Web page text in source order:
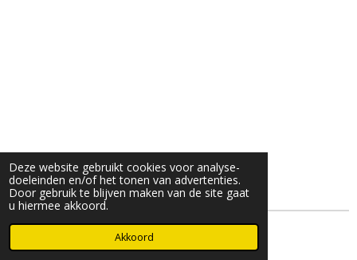
Deze website gebruikt cookies voor analyse-
doeleinden en/of het tonen van advertenties.
Door gebruik te blijven maken van de site gaat
u hiermee akkoord.
Akkoord
© 2025- 2026 Djöz mode